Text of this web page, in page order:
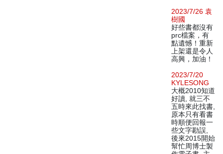
2023/7/26 袁
樹國
好些書都沒有
prc檔案，有
點遺憾！重新
上架還是令人
高興，加油！
2023/7/20
KYLESONG
大概2010知道
好讀, 就三不
五時來此找書,
原本只有看書
時順便回報一
些文字勘誤,
後來2015開始
幫忙周博士製